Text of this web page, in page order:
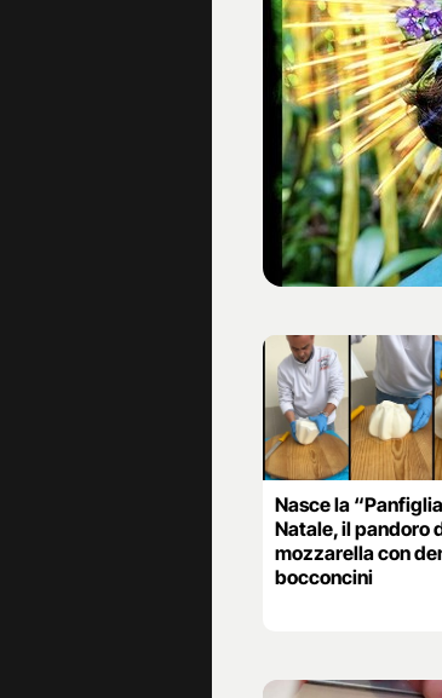
Nasce la
Natale, il pandoro
mozzarella con
bocconcini